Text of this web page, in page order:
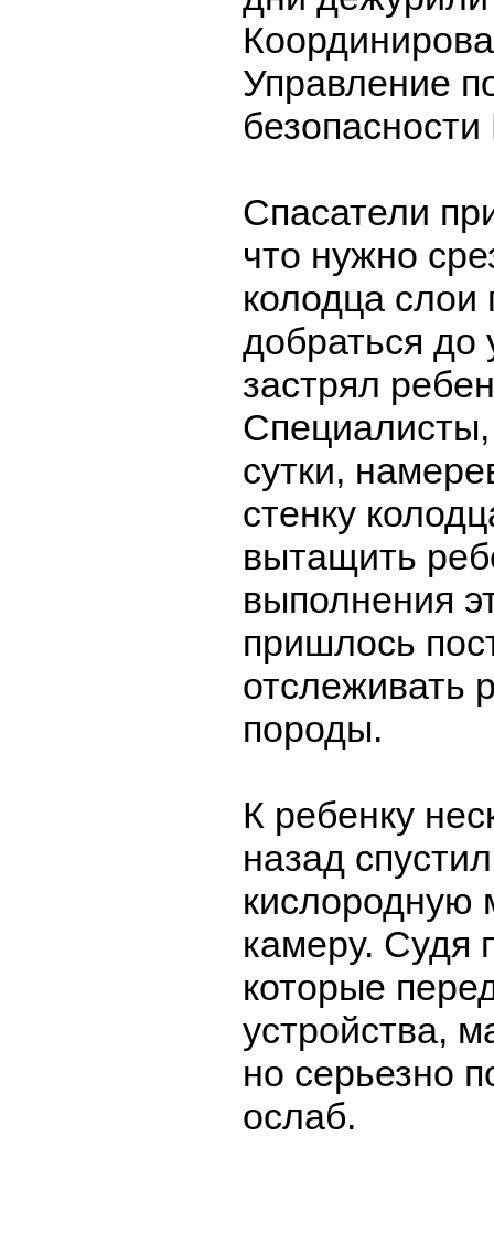
Управление
Спасатели
что нужно
колодца слои
добраться до
застрял
Специалисты,
сутки,
стенку
вытащить
выполнения
пришлось
отслеживать
породы.
К ребенку
назад
кислородную
камеру. Судя
которые
устройства,
но серьезно
ослаб.